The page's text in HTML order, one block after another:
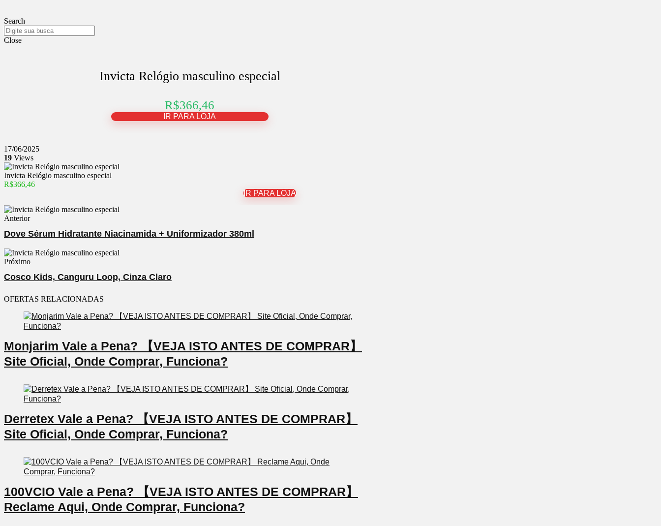
Search
Close
Invicta Relógio masculino especial
R$366,46
IR PARA LOJA
17/06/2025
19 Views
Invicta Relógio masculino especial
R$366,46
IR PARA LOJA
Anterior
Dove Sérum Hidratante Niacinamida + Uniformizador 380ml
Próximo
Cosco Kids, Canguru Loop, Cinza Claro
OFERTAS RELACIONADAS
Monjarim Vale a Pena? 【VEJA ISTO ANTES DE COMPRAR】
Site Oficial, Onde Comprar, Funciona?
Derretex Vale a Pena? 【VEJA ISTO ANTES DE COMPRAR】
Site Oficial, Onde Comprar, Funciona?
100VCIO Vale a Pena? 【VEJA ISTO ANTES DE COMPRAR】
Reclame Aqui, Onde Comprar, Funciona?